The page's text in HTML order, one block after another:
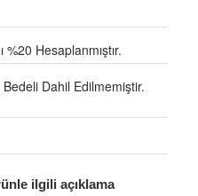
%20 Hesaplanmıştır.
Dahil Edilmemiştir.
ilgili açıklama